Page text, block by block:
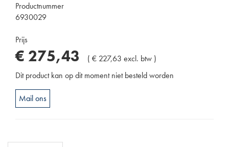
Productnummer
6930029
Prijs
€ 275,43 ( € 227,63 excl. btw )
Dit product kan op dit moment niet besteld worden
Mail ons